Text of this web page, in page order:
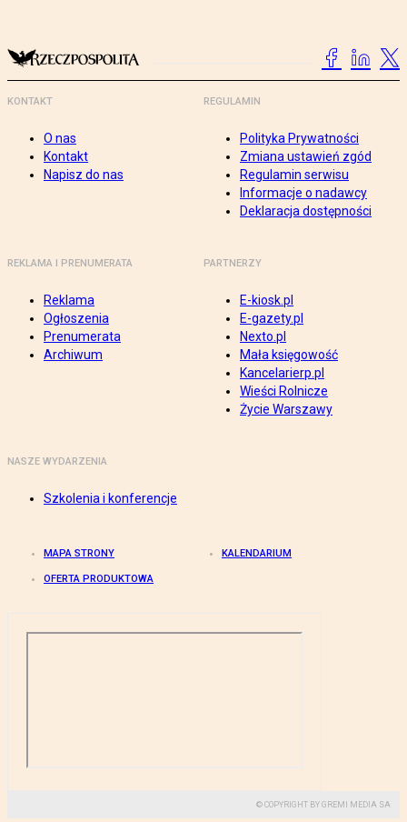
KONTAKT
O nas
Kontakt
Napisz do nas
REGULAMIN
Polityka Prywatności
Zmiana ustawień zgód
Regulamin serwisu
Informacje o nadawcy
Deklaracja dostępności
REKLAMA I PRENUMERATA
Reklama
Ogłoszenia
Prenumerata
Archiwum
PARTNERZY
E-kiosk.pl
E-gazety.pl
Nexto.pl
Mała księgowość
Kancelarierp.pl
Wieści Rolnicze
Życie Warszawy
NASZE WYDARZENIA
Szkolenia i konferencje
MAPA STRONY KALENDARIUM
OFERTA PRODUKTOWA
© COPYRIGHT BY GREMI MEDIA SA